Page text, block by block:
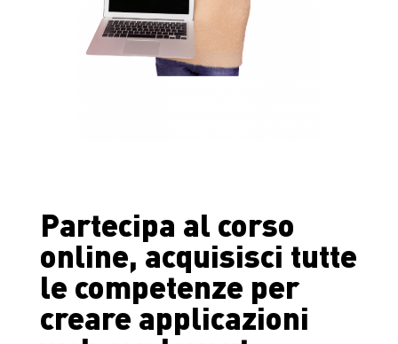
Partecipa al corso
online, acquisisci tutte
le competenze per
creare applicazioni